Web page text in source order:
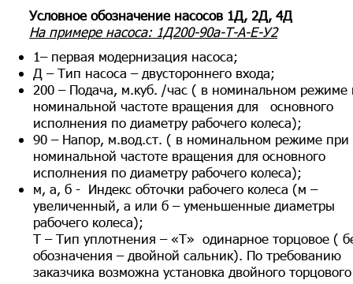
Условное обозначение насосов 1Д, 2Д, 4Д
На примере насоса: 1Д200-90а-Т-А-Е-У2
1– первая модернизация насоса;
Д – Тип насоса – двустороннего входа;
200 – Подача, м.куб. /час ( в номинальном режиме
номинальной частоте вращения для основного
исполнения по диаметру рабочего колеса);
90 – Напор, м.вод.ст. ( в номинальном режиме при
номинальной частоте вращения для основного
исполнения по диаметру рабочего колеса);
м, а, б - Индекс обточки рабочего колеса (м –
увеличенный, а или б – уменьшенные диаметры
рабочего колеса);
Т – Тип уплотнения – «Т» одинарное торцовое (
обозначения – двойной сальник). По требованию
заказчика возможна установка двойного торцового